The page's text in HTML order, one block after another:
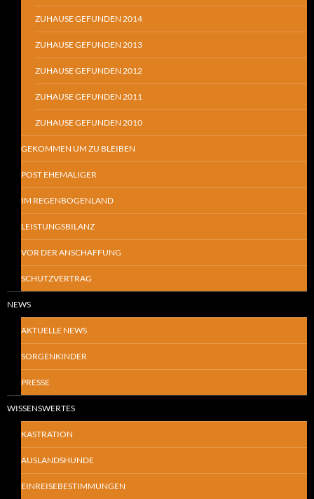
ZUHAUSE GEFUNDEN 2014
ZUHAUSE GEFUNDEN 2013
ZUHAUSE GEFUNDEN 2012
ZUHAUSE GEFUNDEN 2011
ZUHAUSE GEFUNDEN 2010
GEKOMMEN UM ZU BLEIBEN
POST EHEMALIGER
IM REGENBOGENLAND
LEISTUNGSBILANZ
VOR DER ANSCHAFFUNG
SCHUTZVERTRAG
NEWS
AKTUELLE NEWS
SORGENKINDER
PRESSE
WISSENSWERTES
KASTRATION
AUSLANDSHUNDE
EINREISEBESTIMMUNGEN